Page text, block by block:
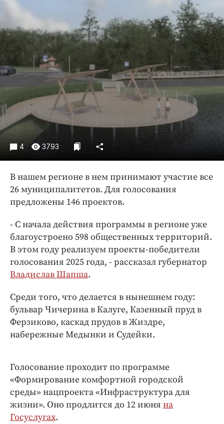
Культура
Недвижимость и ЖКХ
Образование
Общество
Погода
Праздники
Происшествия
Спорт
Экономика и бизнес
ПРОЕКТЫ
Блоги
Издания
Интересное чтиво
Клиника года
Бренд года
Работодатель года
4 3793
В нашем регионе в нем принимают участие все
26 муниципалитетов. Для голосования
предложены 146 проектов.
- С начала действия программы в регионе уже
благоустроено 598 общественных территорий.
В этом году реализуем проекты-победители
голосования 2025 года, - рассказал губернатор
Владислав Шапша.
Среди того, что делается в нынешнем году:
бульвар Чичерина в Калуге, Казенный пруд в
Ферзиково, каскад прудов в Жиздре,
набережные Медынки и Судейки.
Голосование проходит по программе
«Формирование комфортной городской
среды» нацпроекта «Инфраструктура для
жизни». Оно продлится до 12 июня на
Госуслугах.